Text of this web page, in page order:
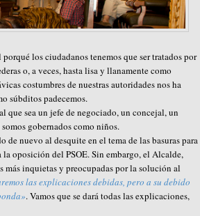
los ciudadanos tenemos que ser tratados por
o, a veces, hasta lisa y llanamente como
costumbres de nuestras autoridades nos ha
súbditos padecemos.
que sea un jefe de negociado, un concejal, un
gobernados como niños.
de nuevo al desquite en el tema de las basuras para
oposición del PSOE. Sin embargo, el Alcalde,
inquietas y preocupadas por la solución al
las explicaciones debidas, pero a su debido
. Vamos que se dará todas las explicaciones,